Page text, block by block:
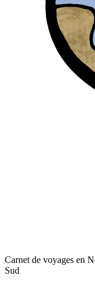
Carnet de voyages en
Sud